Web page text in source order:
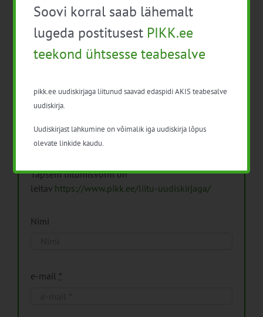
Pikk.ee uudiskirjaga liitumine.
Isikuandmeid töötleme vastavalt
Isikuandmete
Täpsem liitumisvorm on
leitav https://www.pikk.ee/liitu-uudiskirjaga/
Nimi
e-mail *
Soovi korral saab lähemalt
lugeda postitusest PIKK.ee
teekond ühtsesse teabesalve
pikk.ee uudiskirjaga liitunud saavad edaspidi AKIS teabesalve
uudiskirja.
Uudiskirjast lahkumine on võimalik iga uudiskirja lõpus
olevate linkide kaudu.